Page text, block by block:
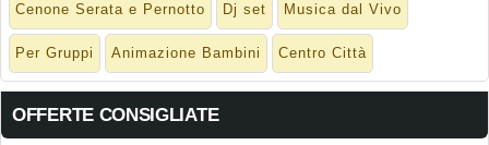
Cenone Serata e Pernotto Dj set Musica dal Vivo
Per Gruppi Animazione Bambini Centro Città
OFFERTE CONSIGLIATE